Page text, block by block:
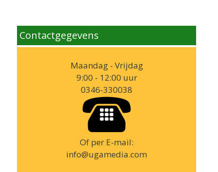
Contactgegevens
Maandag - Vrijdag
9:00 - 12:00 uur
0346-330038
Of per E-mail:
info@ugamedia.com